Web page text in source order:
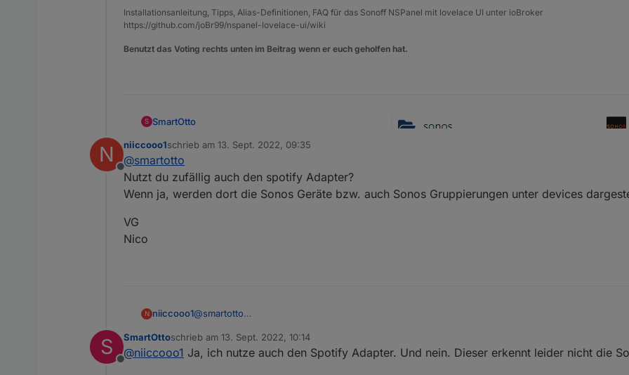
Installationsanleitung, Tipps, Alias-Definitionen, FAQ für das Sonoff NSPanel mit lovelace UI unter ioBroker
https://github.com/joBr99/nspanel-lovelace-ui/wiki
Benutzt das Voting rechts unten im Beitrag wenn er euch geholfen hat.
S SmartOtto
N
Offline
niiccooo1schrieb am 13. Sept. 2022, 09:35
zuletzt editiert von
@smartotto
Nutzt du zufällig auch den spotify Adapter?
Wenn ja, werden dort die Sonos Geräte bzw. auch Sonos Gruppierungen unter devices
VG
Nico
N niiccooo1@smartotto
Wenn ja, werden dort die Sonos Geräte bzw. auch Sonos Gruppierungen unter devices dargestellt?
VG
Nico
S
Offline
SmartOttoschrieb am 13. Sept. 2022, 10:14
zuletzt editiert von
@niiccooo1 Ja, ich nutze auch den Spotify Adapter. Und nein. Dieser erkennt leider nicht die